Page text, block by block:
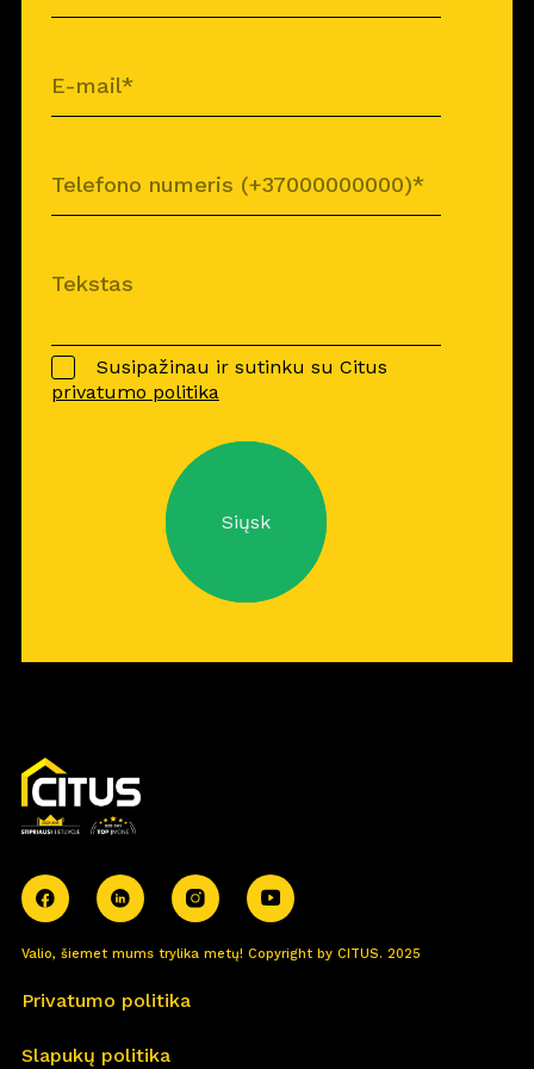
Susipažinau ir sutinku su Citus
privatumo politika
Siųsk
Valio, šiemet mums trylika metų! Copyright by CITUS. 2025
Privatumo politika
Slapukų politika